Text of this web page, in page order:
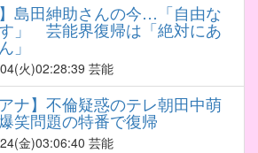
】島田紳助さんの今…「自由な
」 芸能界復帰は「絶対にあ
」
(火)02:28:39 芸能
アナ】不倫疑惑のテレ朝田中萌
笑問題の特番で復帰
(金)03:06:40 芸能